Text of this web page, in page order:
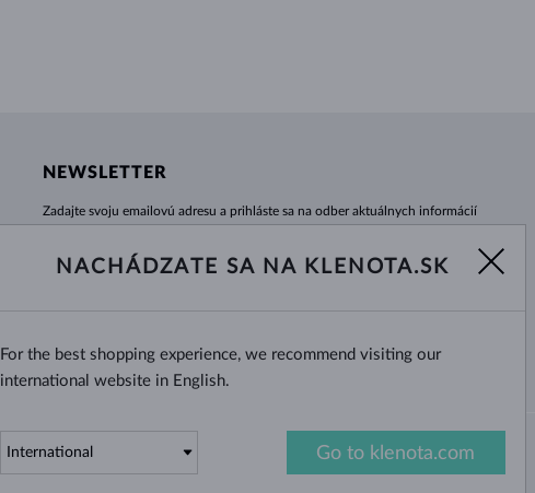
NEWSLETTER
Zadajte svoju emailovú adresu a prihláste sa na odber aktuálnych informácií
Žiadna novinka, akcia či zľava Vám už neunikne!
Áno, chcem dostávať zaujímavé novinky na e-mail.
NACHÁDZATE SA NA KLENOTA.SK
For the best shopping experience, we recommend visiting our
international website in English.
Go to klenota.com